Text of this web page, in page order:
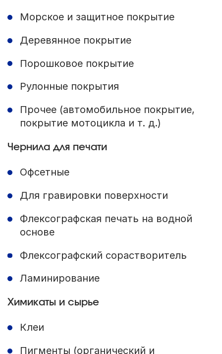
Морское и защитное покрытие
Деревянное покрытие
Порошковое покрытие
Рулонные покрытия
Прочее (автомобильное покрытие,
покрытие мотоцикла и т. д.)
Чернила для печати
Офсетные
Для гравировки поверхности
Флексографская печать на водной
основе
Флексографский сорастворитель
Ламинирование
Химикаты и сырье
Клеи
Пигменты (органический и